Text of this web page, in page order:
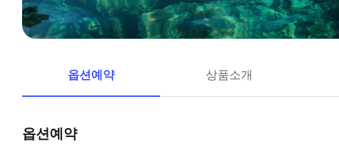
옵션예약 상품소개
옵션예약